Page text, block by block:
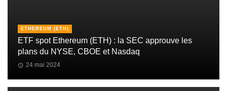
ETHEREUM (ETH)
ETF spot Ethereum (ETH) : la SEC approuve les
plans du NYSE, CBOE et Nasdaq
24 mai 2024